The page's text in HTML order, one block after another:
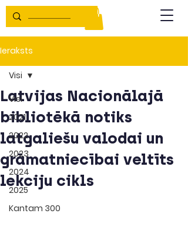
Ieraksts
Visi
2021
2022
2023
2024
2025
Kantam 300
Visi
Latvijas Nacionālajā
bibliotēkā notiks
latgaliešu valodai un
grāmatniecībai veltīts
lekciju cikls